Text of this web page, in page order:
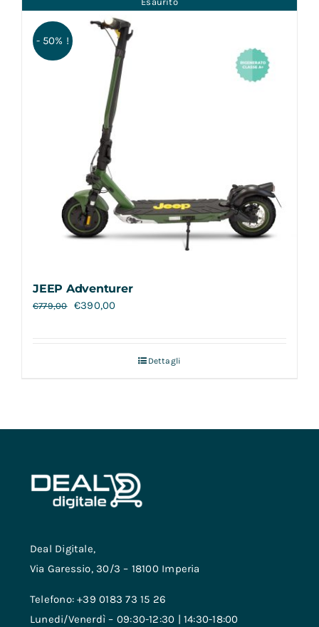
- 50% !
JEEP Adventurer
€779,00 €390,00
Dettagli
Deal Digitale,
Via Garessio, 30/3 – 18100 Imperia
Telefono: +39 0183 73 15 26
Lunedi/Venerdì – 09:30-12:30 | 14:30-18:00